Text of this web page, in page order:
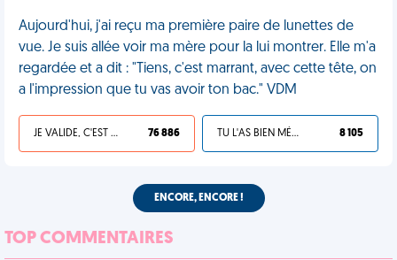
Aujourd'hui, j'ai reçu ma première paire de lunettes de
vue. Je suis allée voir ma mère pour la lui montrer. Elle m'a
regardée et a dit : "Tiens, c'est marrant, avec cette tête, on
a l'impression que tu vas avoir ton bac." VDM
JE VALIDE, C'EST UNE VDM 76 886 TU L'AS BIEN MÉRITÉ 8 105
ENCORE, ENCORE !
TOP COMMENTAIRES